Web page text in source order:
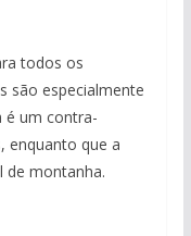
todos os
são especialmente
é um contra-
enquanto que a
de montanha.